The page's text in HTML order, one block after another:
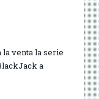
la venta la serie
a